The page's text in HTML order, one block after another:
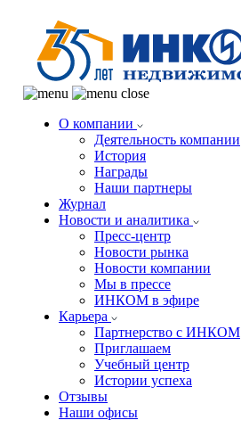
О компании
Деятельность компании
История
Награды
Наши партнеры
Журнал
Новости и аналитика
Пресс-центр
Новости рынка
Новости компании
Мы в прессе
ИНКОМ в эфире
Карьера
Партнерство с ИНКОМ
Приглашаем
Учебный центр
Истории успеха
Отзывы
Наши офисы